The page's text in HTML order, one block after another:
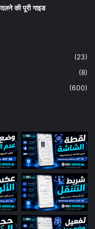
की पूरी गाइड
(23)
(8)
(600)